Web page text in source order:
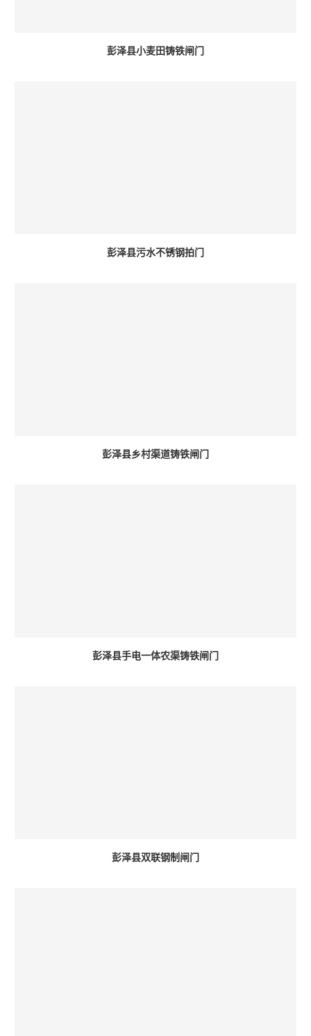
彭泽县小麦田铸铁闸门
彭泽县污水不锈钢拍门
彭泽县乡村渠道铸铁闸门
彭泽县手电一体农渠铸铁闸门
彭泽县双联钢制闸门